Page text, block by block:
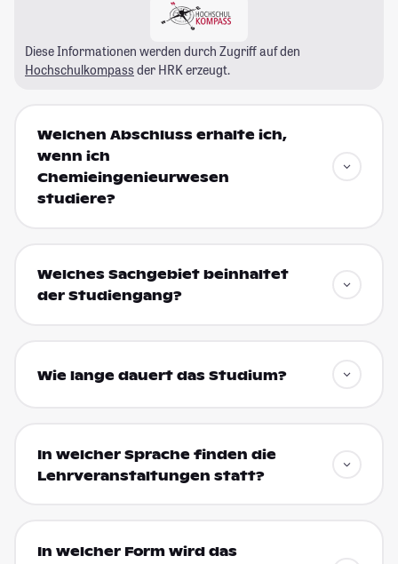
Diese Informationen werden durch Zugriff auf den
Hochschulkompass der HRK erzeugt.
Welchen Abschluss erhalte ich,
wenn ich
Chemieingenieurwesen
studiere?
Welches Sachgebiet beinhaltet
der Studiengang?
Wie lange dauert das Studium?
In welcher Sprache finden die
Lehrveranstaltungen statt?
In welcher Form wird das